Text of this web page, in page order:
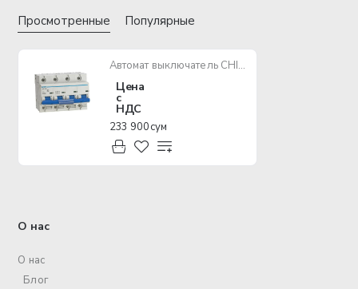
Просмотренные Популярные
Автомат выключатель CHINT DZ158-125 4P 100A 6kA
Цена
с
НДС
233 900 сум
О нас
О нас
Блог